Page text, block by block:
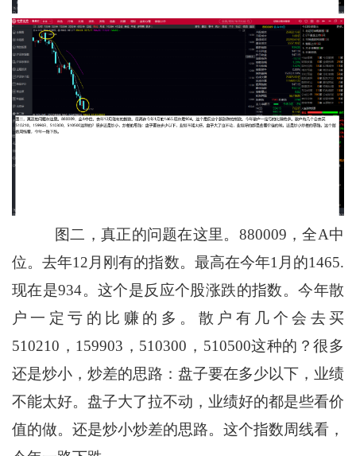
图二，真正的问题在这里。880009，全A中
位。去年12月刚有的指数。最高在今年1月的1465.
现在是934。这个是反应个股涨跌的指数。今年散
户一定亏的比赚的多。散户有几个会去买
510210，159903，510300，510500这种的？很多
还是炒小，炒差的思路：盘子要在多少以下，业绩
不能太好。盘子大了拉不动，业绩好的都是些看价
值的做。还是炒小炒差的思路。这个指数周线看，